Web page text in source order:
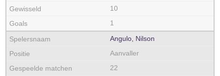
10
1
Angulo, Nilson
Aanvaller
22